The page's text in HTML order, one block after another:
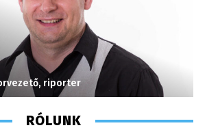
riporter
RÓLUNK